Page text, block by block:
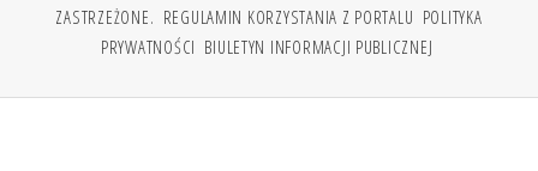
ZASTRZEŻONE. REGULAMIN KORZYSTANIA Z PORTALU POLITYKA
PRYWATNOŚCI BIULETYN INFORMACJI PUBLICZNEJ